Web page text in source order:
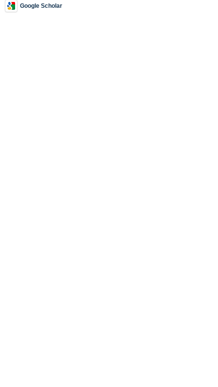
Google Scholar